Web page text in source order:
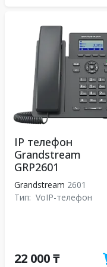
IP телефон
Grandstream
GRP2601
Grandstream 2601
Тип: VoIP-телефон
22 000 ₸